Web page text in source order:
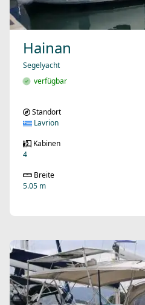
Hainan
Segelyacht
verfügbar
Standort
Lavrion
Kabinen
4
Breite
5.05 m